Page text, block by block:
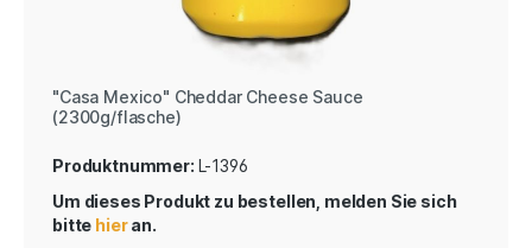
"Casa Mexico" Cheddar Cheese Sauce
(2300g/flasche)
Produktnummer: L-1396
Um dieses Produkt zu bestellen, melden Sie sich
bitte hieran.